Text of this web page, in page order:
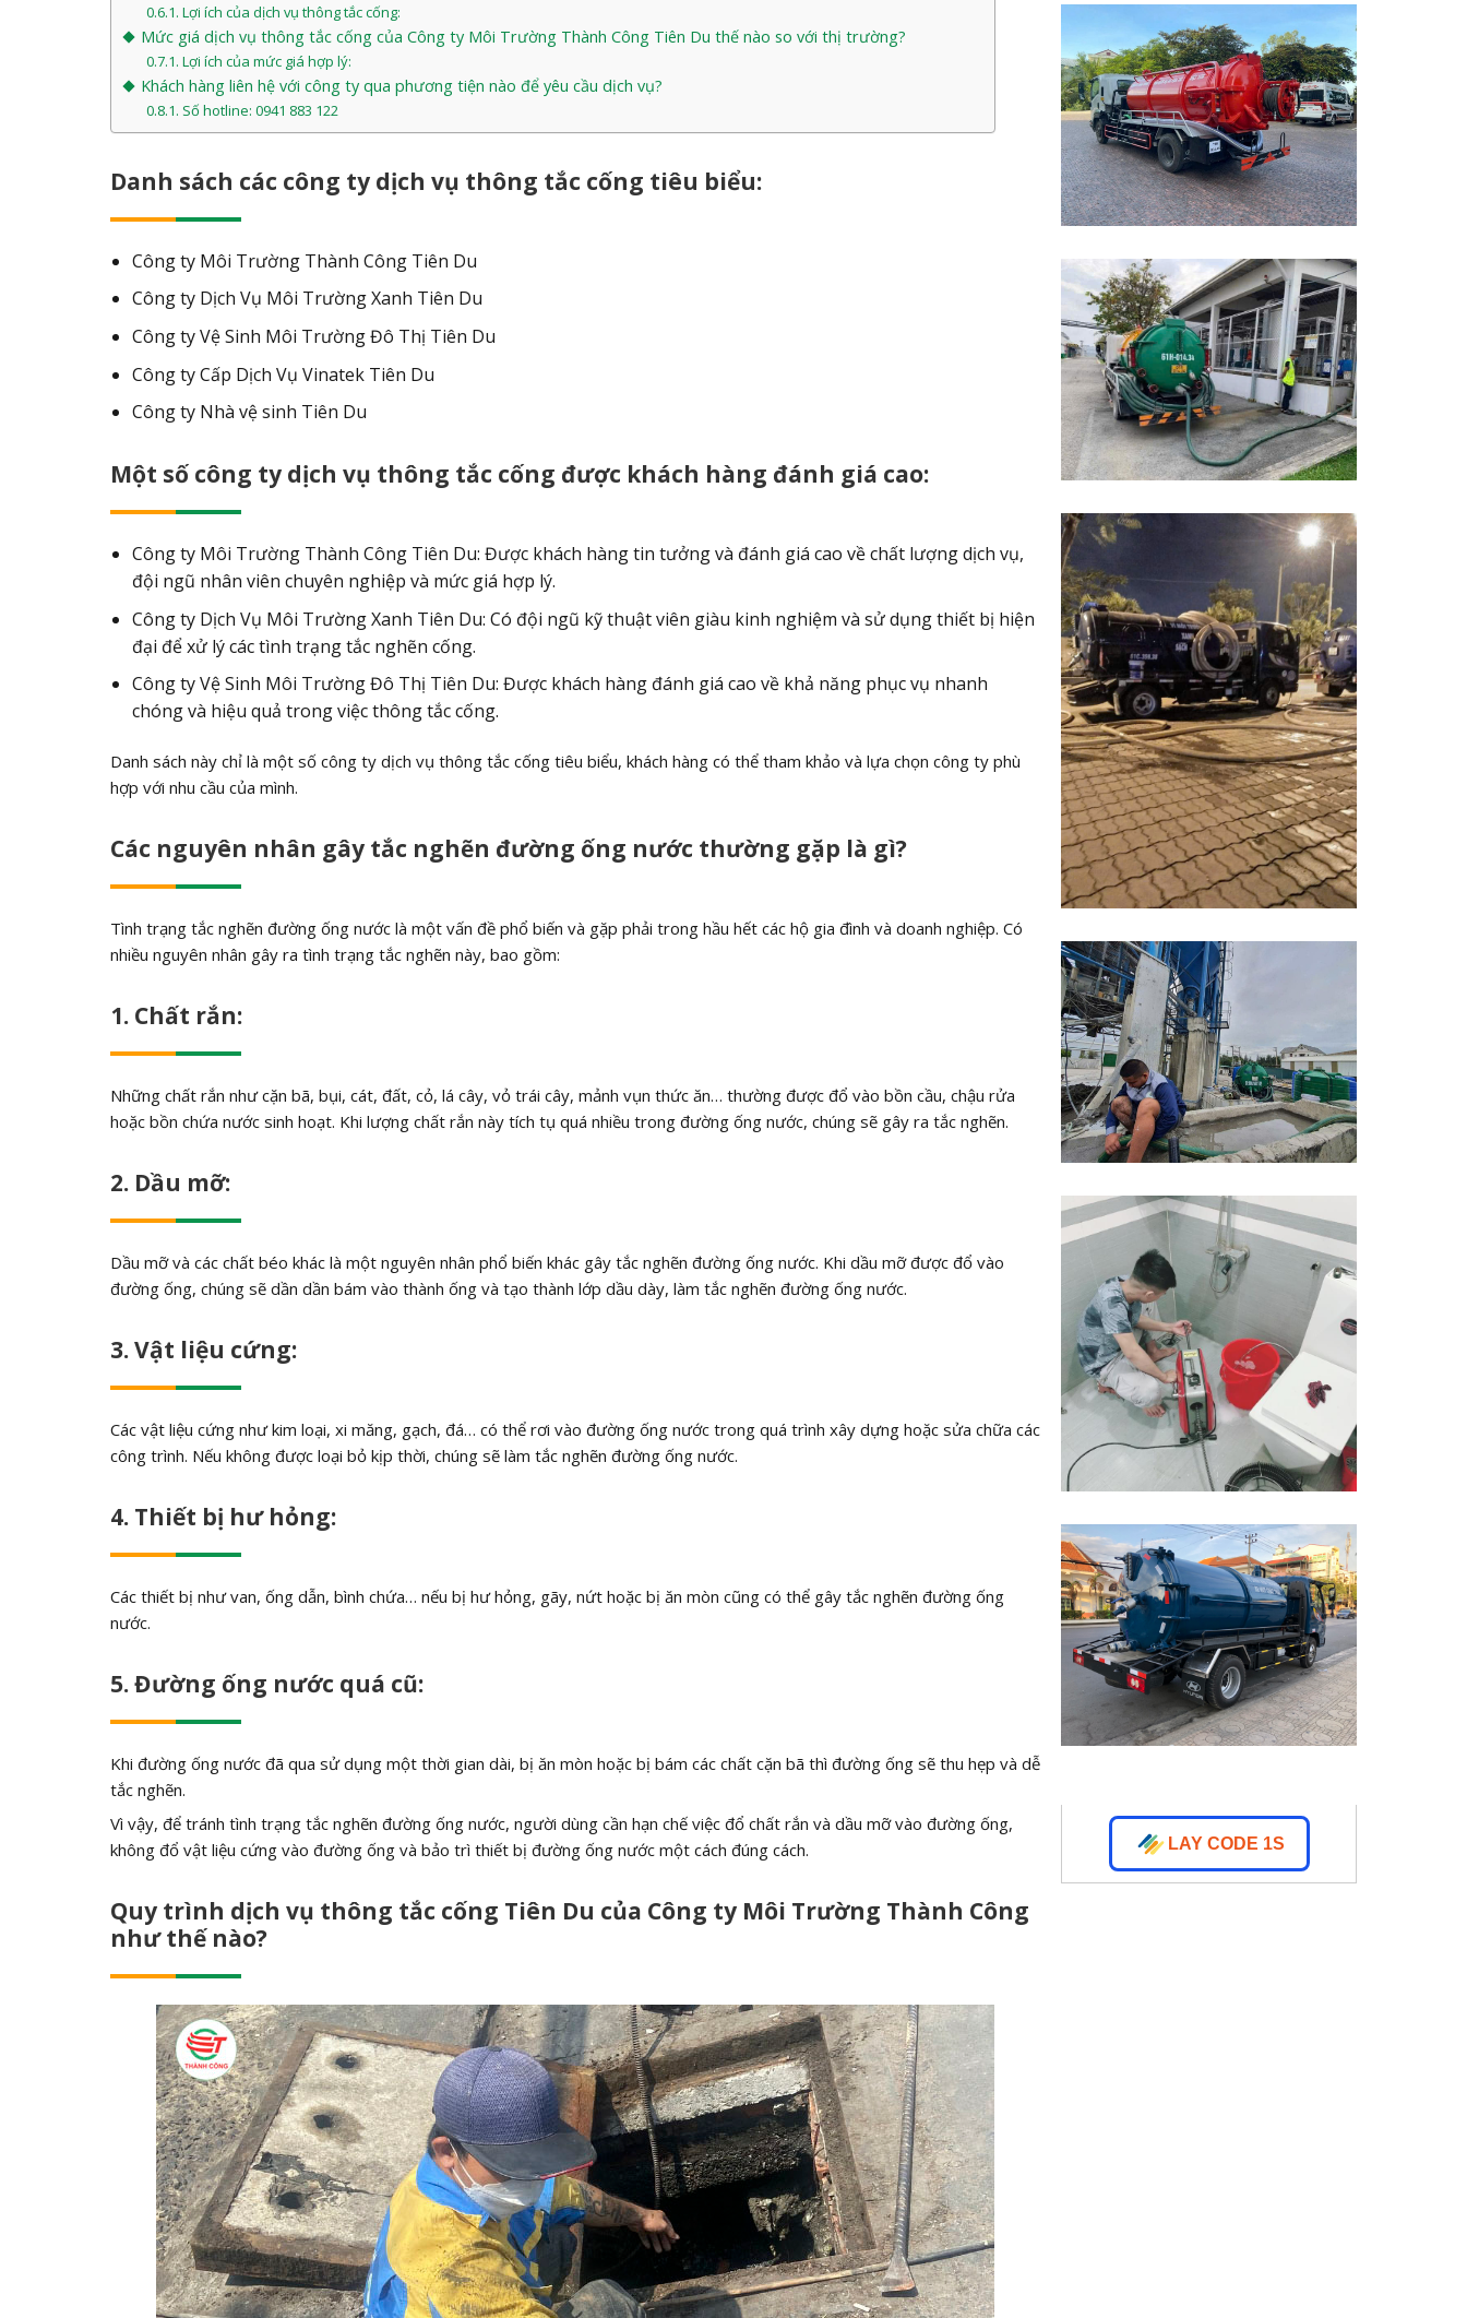
Lợi ích của dịch vụ thông tắc cống:
Mức giá dịch vụ thông tắc cống của Công ty Môi Trường Thành Công Tiên Du thế nào so với thị trường?
Lợi ích của mức giá hợp lý:
Khách hàng liên hệ với công ty qua phương tiện nào để yêu cầu dịch vụ?
Số hotline: 0941 883 122
Danh sách các công ty dịch vụ thông tắc cống tiêu biểu:
Công ty Môi Trường Thành Công Tiên Du
Công ty Dịch Vụ Môi Trường Xanh Tiên Du
Công ty Vệ Sinh Môi Trường Đô Thị Tiên Du
Công ty Cấp Dịch Vụ Vinatek Tiên Du
Công ty Nhà vệ sinh Tiên Du
Một số công ty dịch vụ thông tắc cống được khách hàng đánh giá cao:
Công ty Môi Trường Thành Công Tiên Du: Được khách hàng tin tưởng và đánh giá cao về chất lượng dịch vụ,
đội ngũ nhân viên chuyên nghiệp và mức giá hợp lý.
Công ty Dịch Vụ Môi Trường Xanh Tiên Du: Có đội ngũ kỹ thuật viên giàu kinh nghiệm và sử dụng thiết bị hiện
đại để xử lý các tình trạng tắc nghẽn cống.
Công ty Vệ Sinh Môi Trường Đô Thị Tiên Du: Được khách hàng đánh giá cao về khả năng phục vụ nhanh
chóng và hiệu quả trong việc thông tắc cống.
Danh sách này chỉ là một số công ty dịch vụ thông tắc cống tiêu biểu, khách hàng có thể tham khảo và lựa chọn công ty phù
hợp với nhu cầu của mình.
Các nguyên nhân gây tắc nghẽn đường ống nước thường gặp là gì?
Tình trạng tắc nghẽn đường ống nước là một vấn đề phổ biến và gặp phải trong hầu hết các hộ gia đình và doanh nghiệp. Có
nhiều nguyên nhân gây ra tình trạng tắc nghẽn này, bao gồm:
1. Chất rắn:
Những chất rắn như cặn bã, bụi, cát, đất, cỏ, lá cây, vỏ trái cây, mảnh vụn thức ăn… thường được đổ vào bồn cầu, chậu rửa
hoặc bồn chứa nước sinh hoạt. Khi lượng chất rắn này tích tụ quá nhiều trong đường ống nước, chúng sẽ gây ra tắc nghẽn.
2. Dầu mỡ:
Dầu mỡ và các chất béo khác là một nguyên nhân phổ biến khác gây tắc nghẽn đường ống nước. Khi dầu mỡ được đổ vào
đường ống, chúng sẽ dần dần bám vào thành ống và tạo thành lớp dầu dày, làm tắc nghẽn đường ống nước.
3. Vật liệu cứng:
Các vật liệu cứng như kim loại, xi măng, gạch, đá… có thể rơi vào đường ống nước trong quá trình xây dựng hoặc sửa chữa các
công trình. Nếu không được loại bỏ kịp thời, chúng sẽ làm tắc nghẽn đường ống nước.
4. Thiết bị hư hỏng:
Các thiết bị như van, ống dẫn, bình chứa… nếu bị hư hỏng, gãy, nứt hoặc bị ăn mòn cũng có thể gây tắc nghẽn đường ống
nước.
5. Đường ống nước quá cũ:
Khi đường ống nước đã qua sử dụng một thời gian dài, bị ăn mòn hoặc bị bám các chất cặn bã thì đường ống sẽ thu hẹp và dễ
tắc nghẽn.
Vì vậy, để tránh tình trạng tắc nghẽn đường ống nước, người dùng cần hạn chế việc đổ chất rắn và dầu mỡ vào đường ống,
không đổ vật liệu cứng vào đường ống và bảo trì thiết bị đường ống nước một cách đúng cách.
Quy trình dịch vụ thông tắc cống Tiên Du của Công ty Môi Trường Thành Công
như thế nào?
LAY CODE 1S